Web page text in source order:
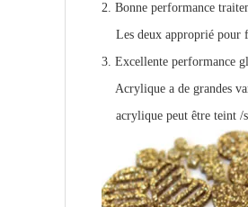
2. Bonne performance
Les deux approprié pour
3. Excellente performance
Acrylique a de grandes
acrylique peut être teint /